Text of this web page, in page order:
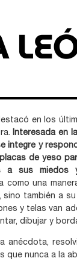
en los
Interesada en
integre y
de yeso
a sus
como una
también a
y telas van
dibujar y
anécdota,
que nunca a la